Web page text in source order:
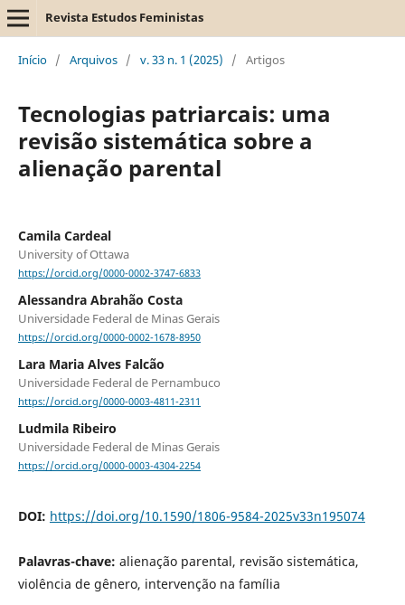
Revista Estudos Feministas
Início / Arquivos / v. 33 n. 1 (2025) / Artigos
Tecnologias patriarcais: uma
revisão sistemática sobre a
alienação parental
Camila Cardeal
University of Ottawa
https://orcid.org/0000-0002-3747-6833
Alessandra Abrahão Costa
Universidade Federal de Minas Gerais
https://orcid.org/0000-0002-1678-8950
Lara Maria Alves Falcão
Universidade Federal de Pernambuco
https://orcid.org/0000-0003-4811-2311
Ludmila Ribeiro
Universidade Federal de Minas Gerais
https://orcid.org/0000-0003-4304-2254
DOI: https://doi.org/10.1590/1806-9584-2025v33n195074
Palavras-chave: alienação parental, revisão sistemática,
violência de gênero, intervenção na família